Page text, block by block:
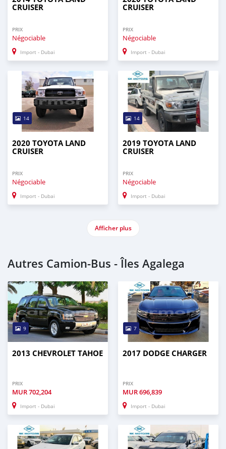
CRUISER
PRIX
Négociable
Import - Dubai
CRUISER
PRIX
Négociable
Import - Dubai
14
2020 TOYOTA LAND
CRUISER
PRIX
Négociable
Import - Dubai
14
2019 TOYOTA LAND
CRUISER
PRIX
Négociable
Import - Dubai
Afficher plus
Autres Camion‒Bus - Îles Agalega
9
2013 CHEVROLET TAHOE
PRIX
MUR702,204
Import - Dubai
7
2017 DODGE CHARGER
PRIX
MUR696,839
Import - Dubai